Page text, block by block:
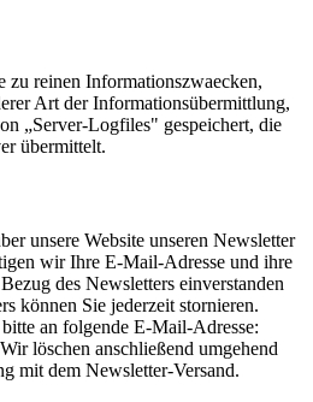
zu reinen Informationszwaecken,
Art der Informationsübermittlung,
„Server-Logfiles" gespeichert, die
übermittelt.
unsere Website unseren Newsletter
wir Ihre E-Mail-Adresse und ihre
des Newsletters einverstanden
können Sie jederzeit stornieren.
an folgende E-Mail-Adresse:
löschen anschließend umgehend
mit dem Newsletter-Versand.